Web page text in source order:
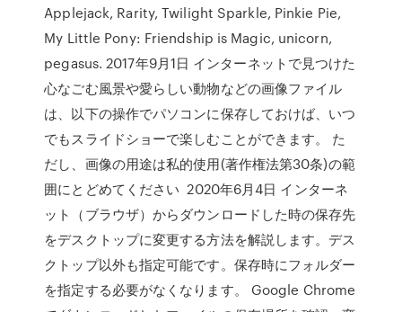
Applejack, Rarity, Twilight Sparkle, Pinkie Pie,
My Little Pony: Friendship is Magic, unicorn,
pegasus. 2017年9月1日 インターネットで見つけた
心なごむ風景や愛らしい動物などの画像ファイル
は、以下の操作でパソコンに保存しておけば、いつ
でもスライドショーで楽しむことができます。 た
だし、画像の用途は私的使用(著作権法第30条)の範
囲にとどめてください 2020年6月4日 インターネ
ット（ブラウザ）からダウンロードした時の保存先
をデスクトップに変更する方法を解説します。デス
クトップ以外も指定可能です。保存時にフォルダー
を指定する必要がなくなります。 Google Chrome